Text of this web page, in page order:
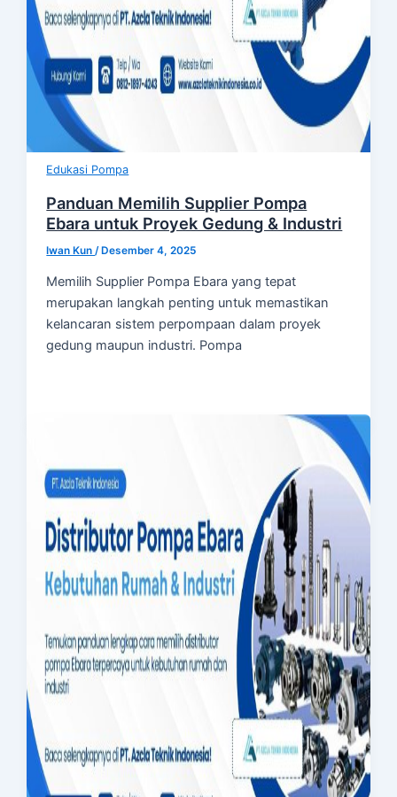
Edukasi Pompa
Panduan Memilih Supplier Pompa
Ebara untuk Proyek Gedung & Industri
Iwan Kun/Desember 4, 2025
Memilih Supplier Pompa Ebara yang tepat
merupakan langkah penting untuk memastikan
kelancaran sistem perpompaan dalam proyek
gedung maupun industri. Pompa